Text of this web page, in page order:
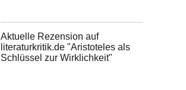
Aktuelle Rezension auf
literaturkritik.de "Aristoteles als
Schlüssel zur Wirklichkeit"